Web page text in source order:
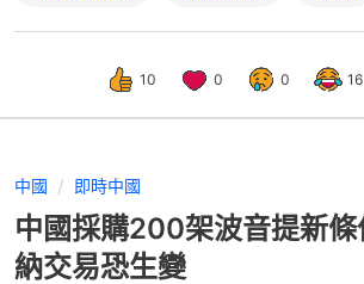
10 0 0 16
中國 即時中國
中國採購200架波音提新
納交易恐生變